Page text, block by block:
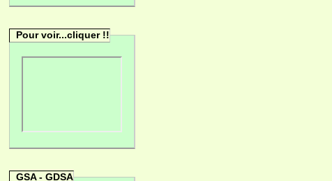
Pour voir...cliquer !!
GSA - GDSA